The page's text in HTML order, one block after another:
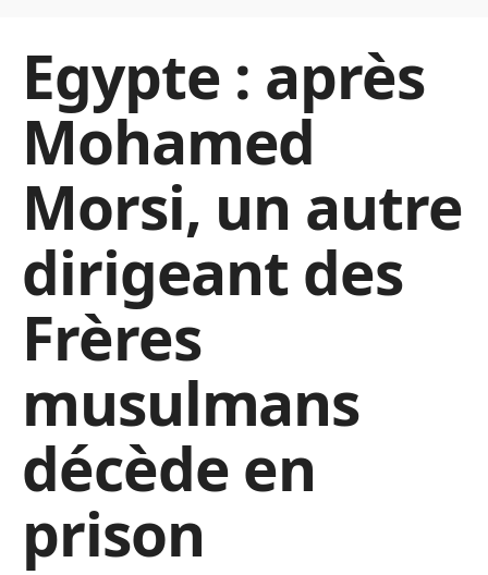
Egypte : après
Mohamed
Morsi, un autre
dirigeant des
Frères
musulmans
décède en
prison